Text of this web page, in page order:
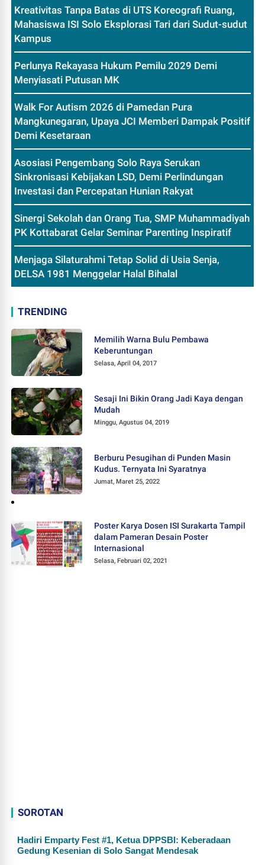
Kreativitas Tanpa Batas di UTS Koreografi Ruang,
Mahasiswa ISI Solo Eksplorasi Tari dari Sudut-sudut
Kampus
Perlunya Rekayasa Hukum Pemilu 2029 Demi
Menyiasati Putusan MK
Walk For Autism 2026 di Pamedan Pura
Mangkunegaran, Upaya JCI Memberi Dampak Positif
Demi Kesetaraan
Asosiasi Pengembang Solo Raya Serukan
Sinkronisasi Kebijakan LSD, Demi Perlindungan
Investasi dan Percepatan Hunian Rakyat
Sinergi Sekolah dan Orang Tua, SMP Muhammadiyah
PK Kottabarat Gelar Seminar Parenting Inspiratif
Menjaga Silaturahmi Tetap Solid di Usia Senja,
DELSA 1981 Menggelar Halal Bihalal
TRENDING
Memilih Warna Bulu Pembawa
Keberuntungan
Selasa, April 04, 2017
Sesaji Ini Bikin Orang Jadi Kaya dengan
Mudah
Minggu, Agustus 04, 2019
Berburu Pesugihan di Punden Masin
Kudus. Ternyata Ini Syaratnya
Jumat, Maret 25, 2022
Poster Karya Dosen ISI Surakarta Tampil
dalam Pameran Desain Poster
Internasional
Selasa, Februari 02, 2021
SOROTAN
Hadiri Emparty Fest #1, Ketua DPPSBI: Keberadaan
Gedung Kesenian di Solo Sangat Mendesak